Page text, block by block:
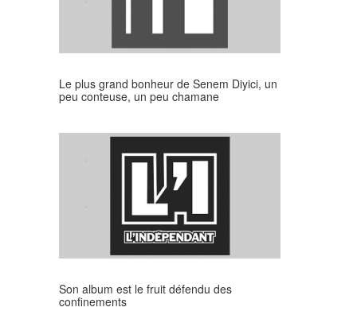
Le plus grand bonheur de Senem Diyici, un
peu conteuse, un peu chamane
Son album est le fruit défendu des
confinements